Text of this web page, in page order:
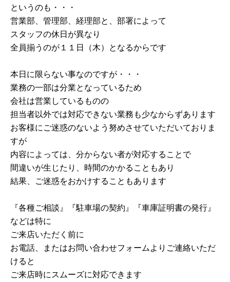
というのも・・・
営業部、管理部、経理部と、部署によって
スタッフの休日が異なり
全員揃うのが１１日（木）となるからです
本日に限らない事なのですが・・・
業務の一部は分業となっているため
会社は営業しているものの
担当者以外では対応できない業務も少なからずあります
お客様にご迷惑のないよう努めさせていただいておりま
すが
内容によっては、分からない者が対応することで
間違いが生じたり、時間のかかることもあり
結果、ご迷惑をおかけすることもあります
『各種ご相談』『駐車場の契約』『車庫証明書の発行』
などは特に
ご来店いただく前に
お電話、またはお問い合わせフォームよりご連絡いただ
けると
ご来店時にスムーズに対応できます